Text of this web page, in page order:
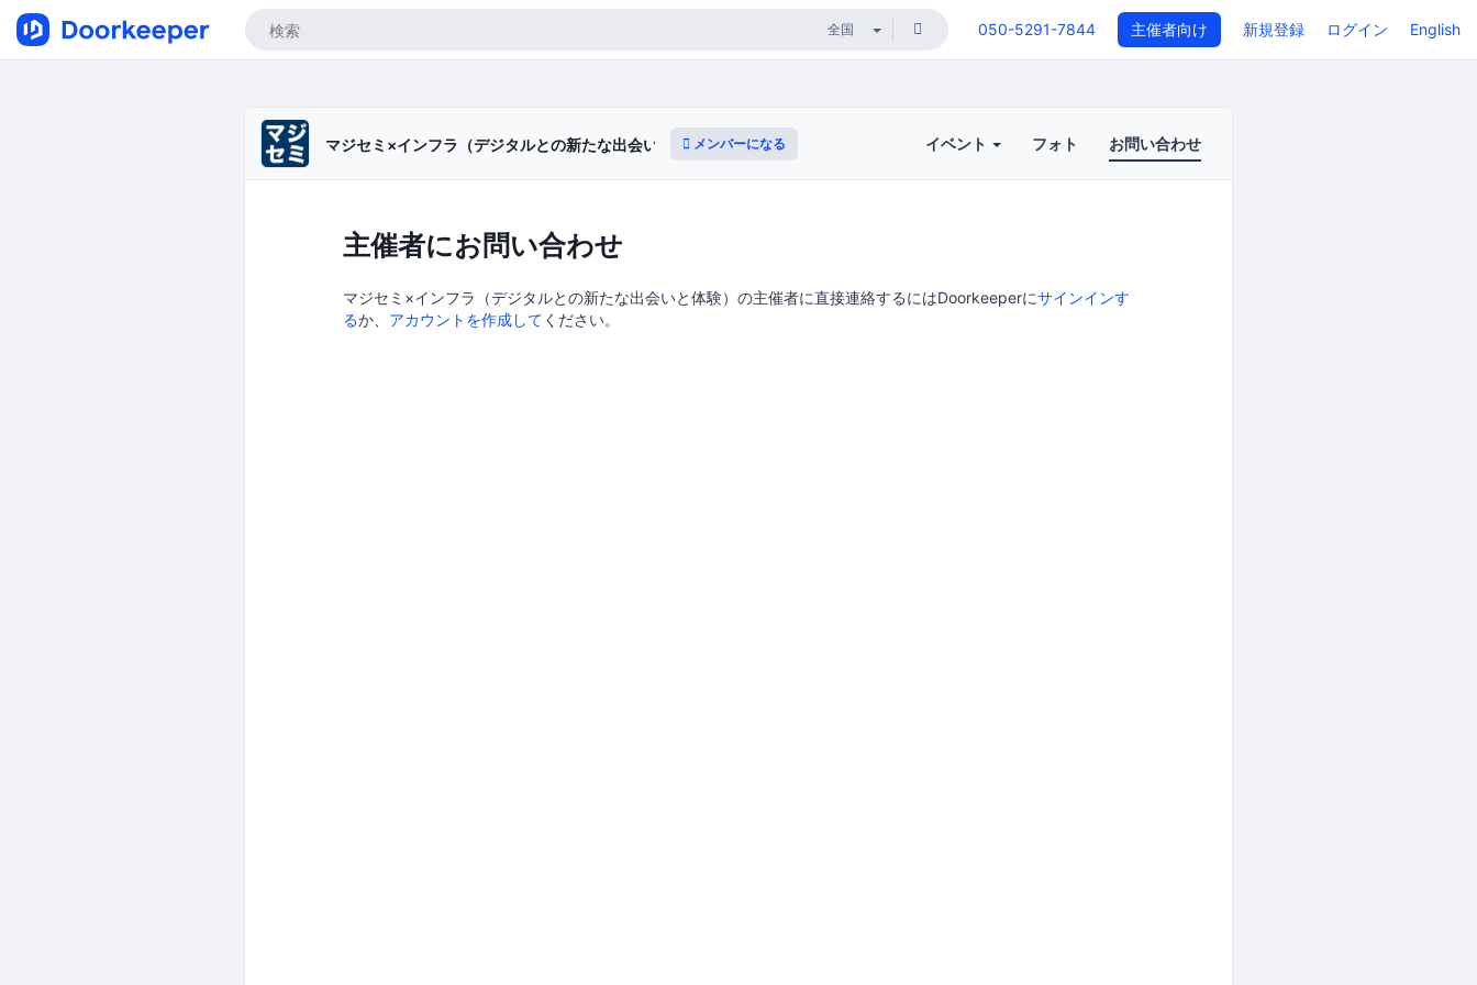
050-5291-7844 主催者向け 新規登録 ログイン English
マジセミ×インフラ（デジタルとの新たな出会いと体験）メンバーになる イベント フォト お問い合わせ
主催者にお問い合わせ
マジセミ×インフラ（デジタルとの新たな出会いと体験）の主催者に直接連絡するにはDoorkeeperにサインインす
るか、 アカウントを作成して ください。